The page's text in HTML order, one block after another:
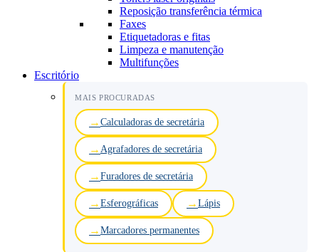
Reposição transferência térmica
Faxes
Etiquetadoras e fitas
Limpeza e manutenção
Multifunções
Escritório
MAIS PROCURADAS
Calculadoras de secretária
Agrafadores de secretária
Furadores de secretária
Esferográficas Lápis
Marcadores permanentes